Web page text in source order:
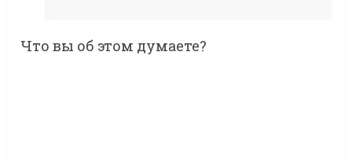
Что вы об этом думаете?